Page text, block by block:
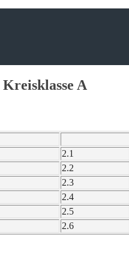
Kreisklasse A
2.1
2.2
2.3
2.4
2.5
2.6